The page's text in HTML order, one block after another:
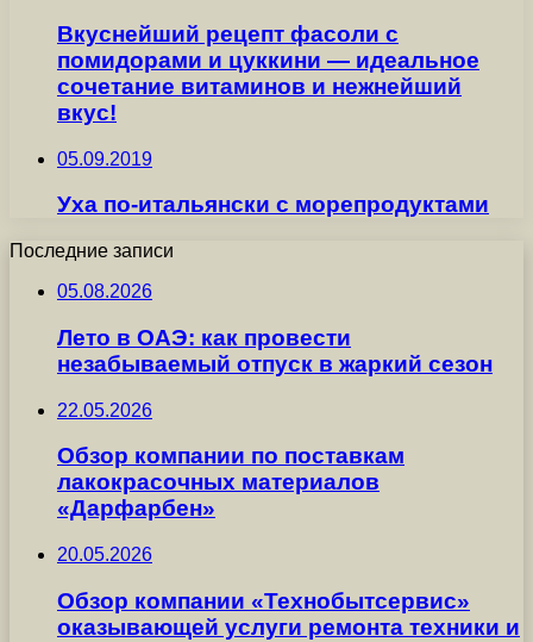
Вкуснейший рецепт фасоли с
помидорами и цуккини — идеальное
сочетание витаминов и нежнейший
вкус!
05.09.2019
Уха по-итальянски с морепродуктами
Последние записи
05.08.2026
Лето в ОАЭ: как провести
незабываемый отпуск в жаркий сезон
22.05.2026
Обзор компании по поставкам
лакокрасочных материалов
«Дарфарбен»
20.05.2026
Обзор компании «Технобытсервис»
оказывающей услуги ремонта техники и